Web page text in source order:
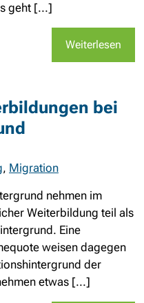
geht [...]
Weiterlesen
bei
, Migration
nehmen im
Weiterbildung teil als
Eine
weisen dagegen
der
etwas [...]